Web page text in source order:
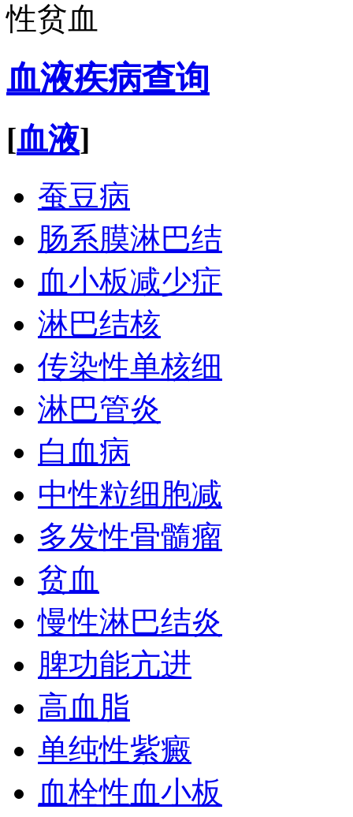
性贫血
血液疾病查询
[血液]
蚕豆病
肠系膜淋巴结
血小板减少症
淋巴结核
传染性单核细
淋巴管炎
白血病
中性粒细胞减
多发性骨髓瘤
贫血
慢性淋巴结炎
脾功能亢进
高血脂
单纯性紫癜
血栓性血小板